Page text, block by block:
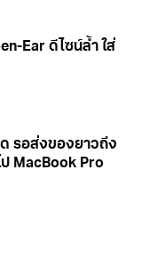
Ear ดีไซน์ล้ำ ใส่
รอส่งของยาวถึง
MacBook Pro